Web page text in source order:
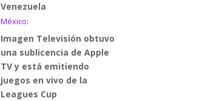
Venezuela
México:
Imagen Televisión obtuvo
una sublicencia de Apple
TV y está emitiendo
juegos en vivo de la
Leagues Cup